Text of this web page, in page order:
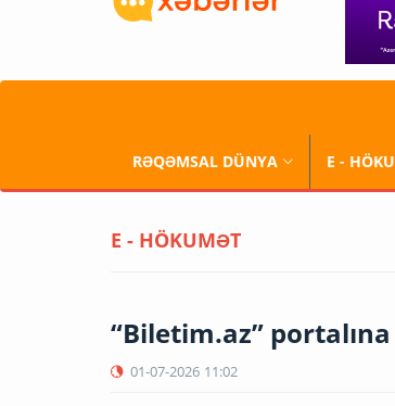
RƏQƏMSAL DÜNYA E -
E - HÖKUMƏT
“Biletim.az”
01-07-2026 11:02